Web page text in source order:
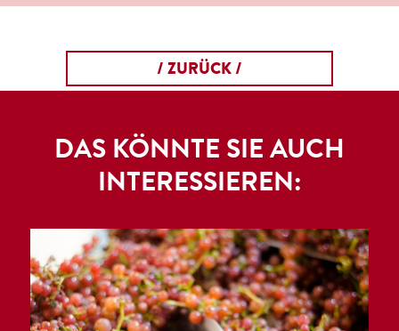
/ ZURÜCK /
DAS KÖNNTE SIE AUCH
INTERESSIEREN: